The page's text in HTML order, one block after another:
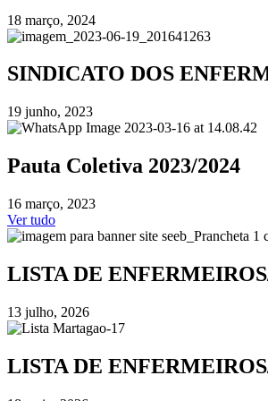
18 março, 2024
SINDICATO DOS
19 junho, 2023
Pauta Coletiva 2023/2024
16 março, 2023
Ver tudo
LISTA DE
13 julho, 2026
LISTA DE